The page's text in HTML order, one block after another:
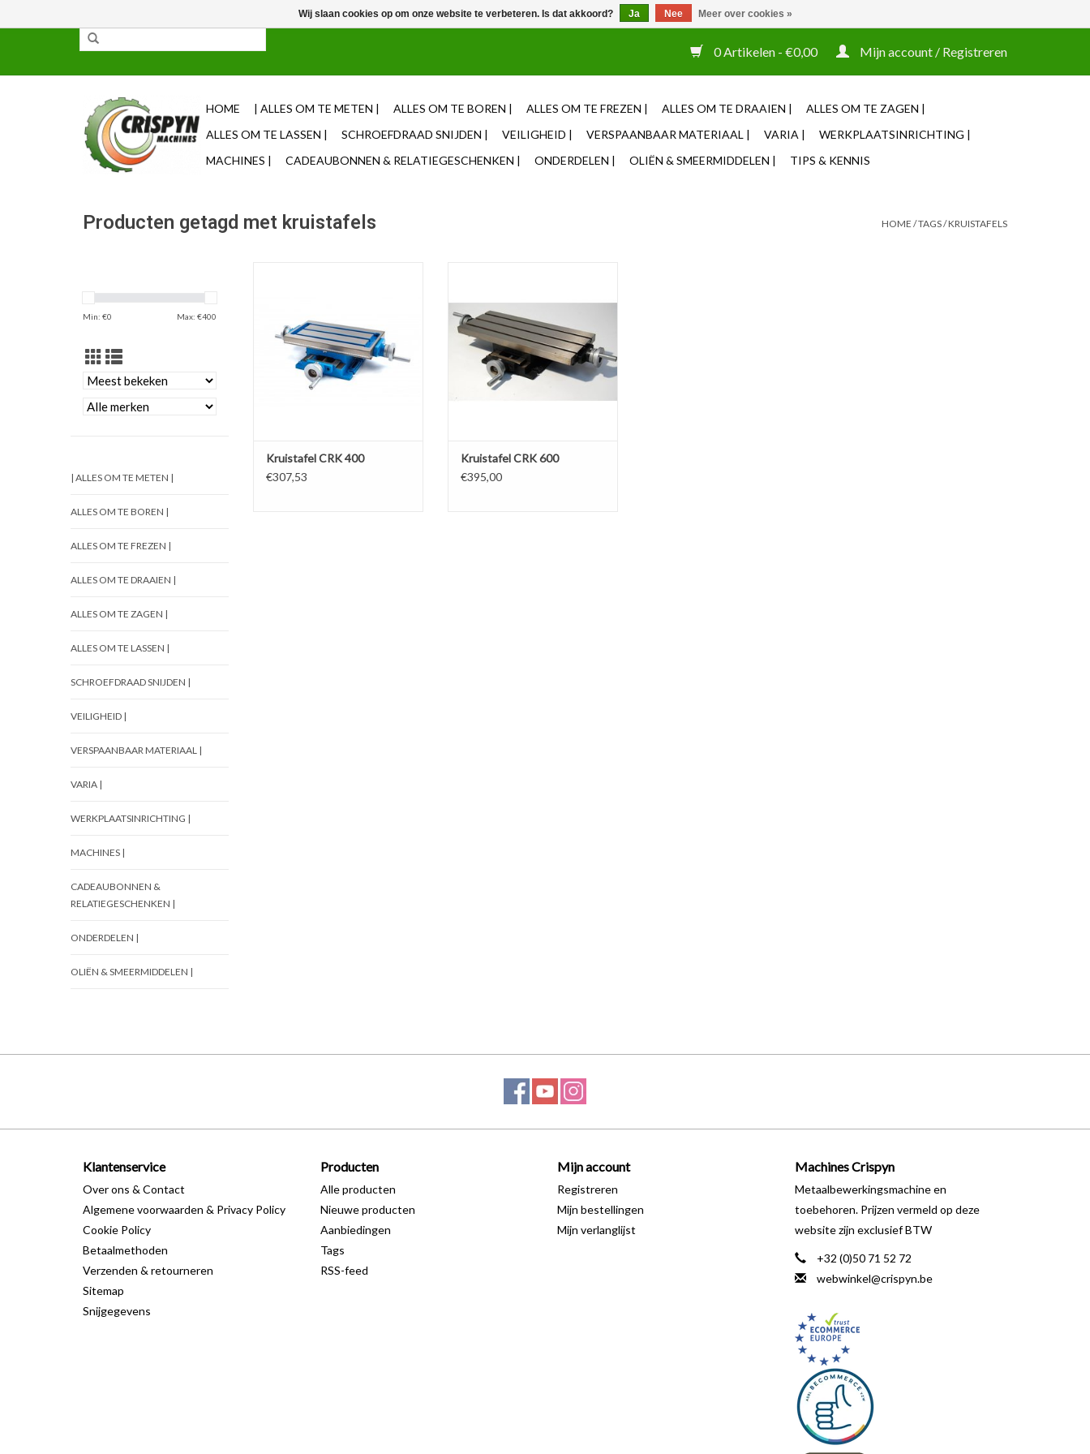
0 Artikelen - €0,00 Mijn account / Registreren
HOME | ALLES OM TE METEN | ALLES OM TE BOREN | ALLES OM TE FREZEN | ALLES OM TE DRAAIEN |
ALLES OM TE ZAGEN |
ALLES OM TE LASSEN |
SCHROEFDRAAD SNIJDEN | VEILIGHEID | VERSPAANBAAR MATERIAAL | VARIA |
WERKPLAATSINRICHTING |
MACHINES |
CADEAUBONNEN & RELATIEGESCHENKEN | ONDERDELEN | OLIËN & SMEERMIDDELEN | TIPS & KENNIS
Producten getagd met kruistafels HOME /TAGS/KRUISTAFELS
Min: €0 Max: €400
| ALLES OM TE METEN |
ALLES OM TE BOREN |
ALLES OM TE FREZEN |
ALLES OM TE DRAAIEN |
ALLES OM TE ZAGEN |
ALLES OM TE LASSEN |
SCHROEFDRAAD SNIJDEN |
VEILIGHEID |
VERSPAANBAAR MATERIAAL |
VARIA |
WERKPLAATSINRICHTING |
MACHINES |
CADEAUBONNEN &
RELATIEGESCHENKEN |
ONDERDELEN |
OLIËN & SMEERMIDDELEN |
Kruistafel CRK 400
€307,53
Kruistafel CRK 600
€395,00
Klantenservice
Over ons & Contact
Algemene voorwaarden & Privacy Policy
Cookie Policy
Betaalmethoden
Verzenden & retourneren
Sitemap
Snijgegevens
Producten
Alle producten
Nieuwe producten
Aanbiedingen
Tags
RSS-feed
Mijn account
Registreren
Mijn bestellingen
Mijn verlanglijst
Machines Crispyn
Metaalbewerkingsmachine en
toebehoren. Prijzen vermeld op deze
website zijn exclusief BTW
+32 (0)50 71 52 72
webwinkel@crispyn.be
Wij slaan cookies op om onze website te verbeteren. Is dat akkoord? Ja Nee Meer over cookies »
✓ 85% uit voorraad leverbaar ✓ Op werkdagen voor 12u besteld, zelfde dag verzonden ✓ Eigen adviseurs ✓ Naast tooling ook machines Zakelijke login mogelijk